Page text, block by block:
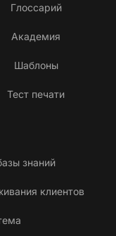
Глоссарий
Академия
Шаблоны
Тест печати
знаний
клиентов